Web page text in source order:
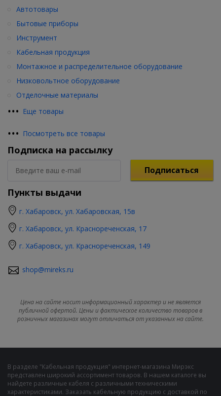
••• Еще товары
Автотовары
Бытовые приборы
Инструмент
Кабельная продукция
Монтажное и распределительное оборудование
Низковольтное оборудование
Отделочные материалы
••• Посмотреть все товары
Подписка на рассылку
Подписаться
Пункты выдачи
г. Хабаровск, ул. Хабаровская, 15в
г. Хабаровск, ул. Краснореченская, 17
г. Хабаровск, ул. Краснореченская, 149
shop@mireks.ru
Цена на сайте носит информационный характер и не является
публичной офертой. Цены и фактическое количество товаров в
розничных магазинах могут отличаться от указанных на сайте.
В разделе "Кабельная продукция" интернет-магазина Мирэкс
представлен широкий ассортимент товаров. В нашем каталоге вы
найдете различные кабеля с различными техническими
характеристиками. Заказать кабельную продукцию с доставкой по